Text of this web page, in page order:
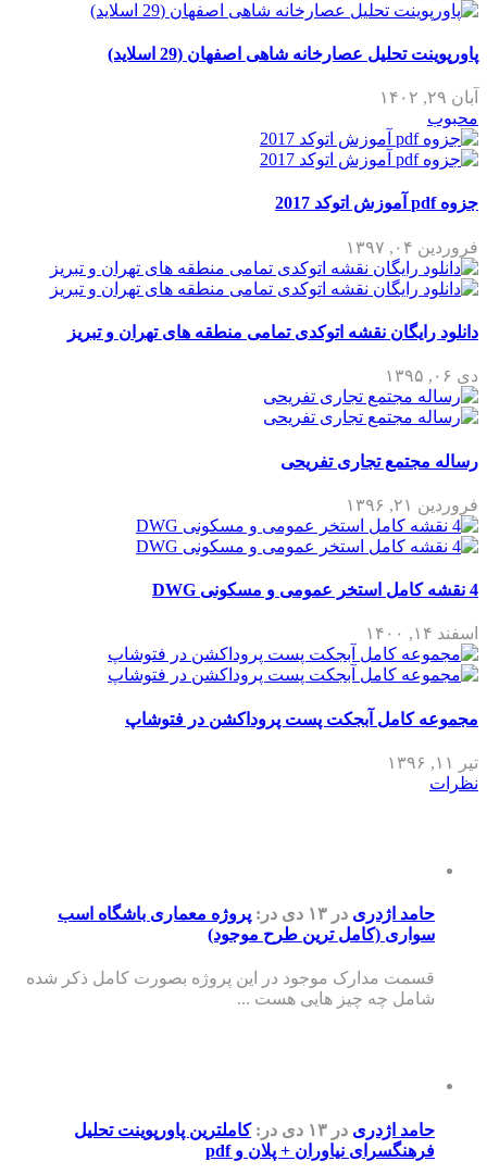
پاورپوینت تحلیل عصارخانه شاهی اصفهان (29 اسلاید)
آبان ۲۹, ۱۴۰۲
محبوب
جزوه pdf آموزش اتوکد 2017
فروردین ۰۴, ۱۳۹۷
دانلود رایگان نقشه اتوکدی تمامی منطقه های تهران و تبریز
دی ۰۶, ۱۳۹۵
رساله مجتمع تجاری تفریحی
فروردین ۲۱, ۱۳۹۶
4 نقشه کامل استخر عمومی و مسکونی DWG
اسفند ۱۴, ۱۴۰۰
مجموعه کامل آبجکت پست پروداکشن در فتوشاپ
تیر ۱۱, ۱۳۹۶
نظرات
حامد اژدری در ۱۳ دی در: پروژه معماری باشگاه اسب
سواری (کامل ترین طرح موجود)
قسمت مدارک موجود در این پروژه بصورت کامل ذکر شده
شامل چه چیز هایی هست ...
حامد اژدری در ۱۳ دی در:کاملترین پاورپوینت تحلیل
فرهنگسرای نیاوران + پلان و pdf